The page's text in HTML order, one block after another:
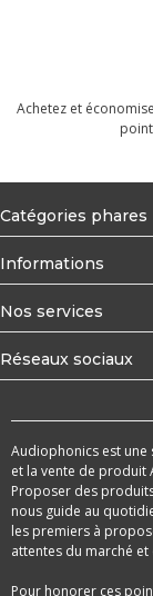
Achetez et
Catégories phares
Informations
Nos services
Réseaux sociaux
Audiophonics est une
et la vente de produit
Proposer des
nous guide au
les premiers à
attentes du marché et
Pour honorer ces